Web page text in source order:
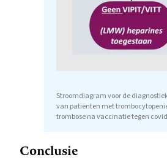
Stroomdiagram voor de
van patiënten met
trombose na vaccinatie tegen
Conclusie